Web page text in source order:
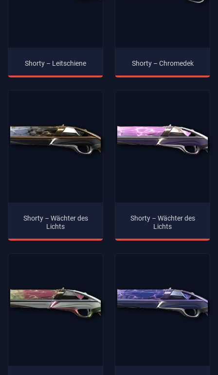
Shorty – Leitschiene Shorty – Chromedek
Shorty – Wächter des
Lichts
Shorty – Wächter des
Lichts